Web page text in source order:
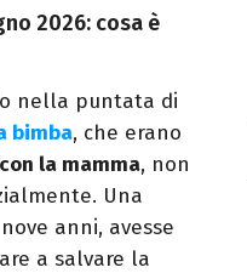
2026: cosa è
nella puntata di
bimba, che erano
la mamma, non
Una
anni, avesse
a salvare la